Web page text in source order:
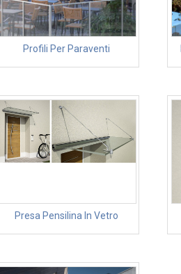
Profili Per Paraventi
Presa Pensilina In Vetro